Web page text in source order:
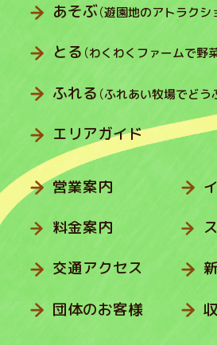
あそぶ（遊園地のアトラクシ
とる （わくわくファームで野
ふれる （ふれあい牧場でどう
エリアガイド
営業案内
料金案内
交通アクセス
団体のお客様